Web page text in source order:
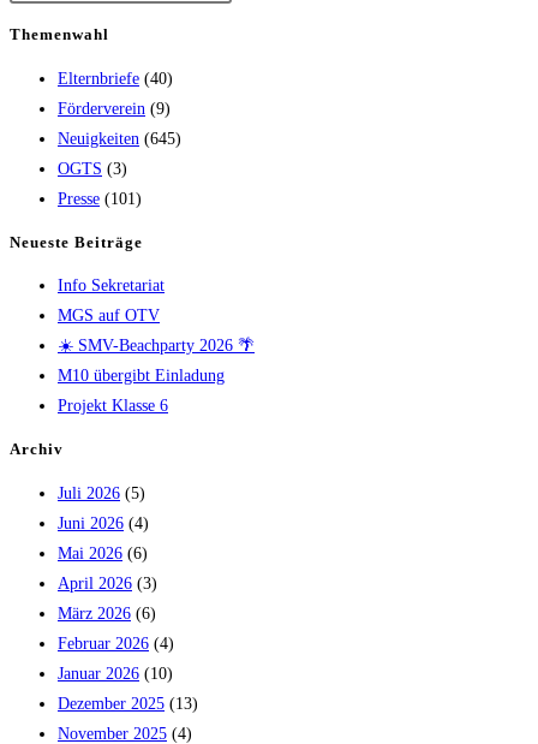
Themenwahl
Elternbriefe (40)
Förderverein (9)
Neuigkeiten (645)
OGTS (3)
Presse (101)
Neueste Beiträge
Info Sekretariat
MGS auf OTV
☀️ SMV-Beachparty 2026 🌴
M10 übergibt Einladung
Projekt Klasse 6
Archiv
Juli 2026 (5)
Juni 2026 (4)
Mai 2026 (6)
April 2026 (3)
März 2026 (6)
Februar 2026 (4)
Januar 2026 (10)
Dezember 2025 (13)
November 2025 (4)